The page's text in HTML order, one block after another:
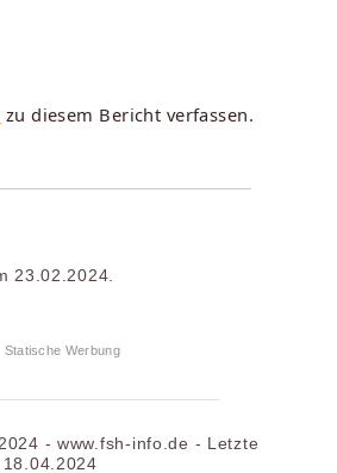
zu diesem Bericht verfassen.
23.02.2024.
Statische Werbung
- www.fsh-info.de - Letzte